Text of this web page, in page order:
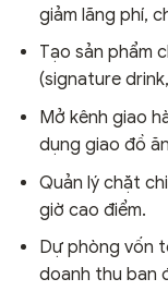
giảm lãng phí,
Tạo sản phẩm
(signature
Mở kênh giao
dụng giao đồ
Quản lý chặt
giờ cao điểm.
Dự phòng vốn
doanh thu ban